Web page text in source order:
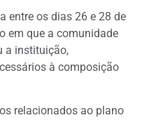
entre os dias 26 e 28 de
em que a comunidade
a instituição,
à composição
relacionados ao plano